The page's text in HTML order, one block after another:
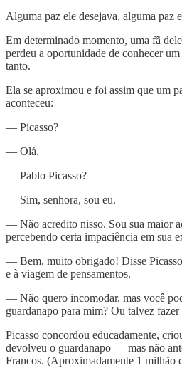
Alguma paz ele desejava, alguma paz
Em determinado momento, uma fã
perdeu a oportunidade de conhecer
tanto.
Ela se aproximou e foi assim que um
aconteceu:
— Picasso?
— Olá.
— Pablo Picasso?
— Sim, senhora, sou eu.
— Não acredito nisso. Sou sua maior
percebendo certa impaciência em sua
— Bem, muito obrigado! Disse
e à viagem de pensamentos.
— Não quero incomodar, mas você
guardanapo para mim? Ou talvez
Picasso concordou educadamente,
devolveu o guardanapo — mas não
Francos. (Aproximadamente 1 milhão